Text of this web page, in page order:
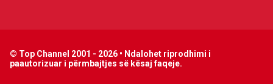
© Top Channel 2001 - 2026 • Ndalohet riprodhimi i
paautorizuar i përmbajtjes së kësaj faqeje.